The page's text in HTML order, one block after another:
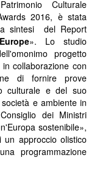
Culturale
2016, è stata
sintesi del Report
». Lo studio
progetto
collaborazione con
di fornire prove
culturale e del suo
e ambiente in
dei Ministri
sostenibile»,
approccio olistico
programmazione